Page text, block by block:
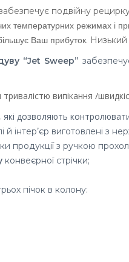
подвійну
температурних режимах і
Ваш прибуток.
“Jet Sweep”
тривалістю випікання /
які дозволяють
інтер’єр виготовлені з
продукції з ручкою
конвеєрної стрічки;
пічок в колону: